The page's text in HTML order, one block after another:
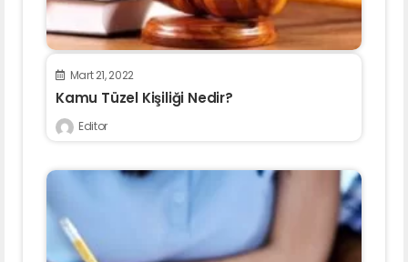
Mart 21, 2022
Kamu Tüzel Kişiliği Nedir?
Editor